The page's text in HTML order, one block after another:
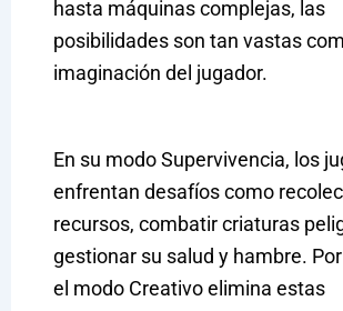
hasta máquinas complejas, las
posibilidades son tan vastas
imaginación del jugador.
En su modo Supervivencia, los
enfrentan desafíos como
recursos, combatir criaturas
gestionar su salud y hambre.
el modo Creativo elimina estas